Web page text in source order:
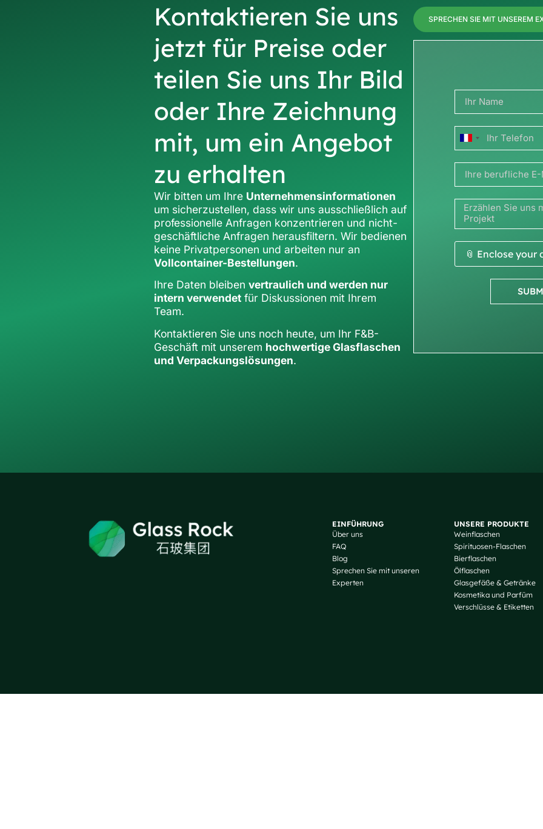
Kontaktieren Sie uns
jetzt für Preise oder
teilen Sie uns Ihr Bild
oder Ihre Zeichnung
mit, um ein Angebot
zu erhalten
Wir bitten um Ihre Unternehmensinformationen
um sicherzustellen, dass wir uns ausschließlich auf
professionelle Anfragen konzentrieren und nicht-
geschäftliche Anfragen herausfiltern. Wir bedienen
keine Privatpersonen und arbeiten nur an
Vollcontainer-Bestellungen.
Ihre Daten bleibenvertraulich und werden nur
intern verwendet für Diskussionen mit Ihrem
Team.
Kontaktieren Sie uns noch heute, um Ihr F&B-
Geschäft mit unserem hochwertige Glasflaschen
und Verpackungslösungen.
SPRECHEN SIE MIT UNSEREM
France
+33
📎 Enclose your
EINFÜHRUNG
Über uns
FAQ
Blog
Sprechen Sie mit unseren
Experten
UNSERE PRODUKTE
Weinflaschen
Spirituosen-Flaschen
Bierflaschen
Ölflaschen
Glasgefäße & Getränke
Kosmetika und Parfüm
Verschlüsse & Etiketten